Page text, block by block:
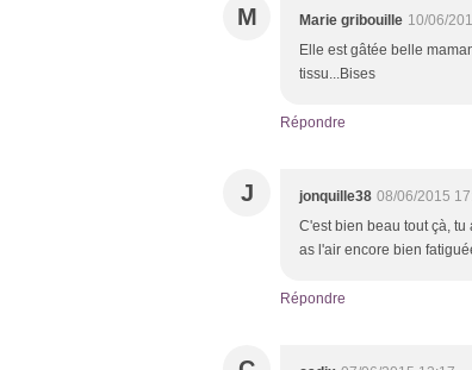
M Marie gribouille 10/06/
Elle est gâtée belle
tissu...Bises
Répondre
J jonquille38 08/06/2015
C'est bien beau tout çà,
as l'air encore bien
Répondre